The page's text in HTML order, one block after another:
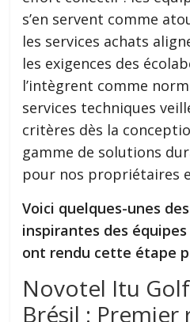
s’en servent comme
les services achats
les exigences des
l’intègrent comme
services techniques
critères dès la
gamme de solutions
pour nos propriétaires
Voici quelques-unes
inspirantes des
ont rendu cette étape
Novotel Itu
Brésil : Premier